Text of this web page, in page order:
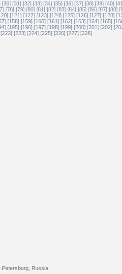
[30] [31] [32] [33] [34] [35] [36] [37] [38] [39] [40]
[78] [79] [80] [81] [82] [83] [84] [85] [86] [87] [88]
[121] [122] [123] [124] [125] [126] [127] [128]
[158] [159] [160] [161] [162] [163] [164] [165]
[195] [196] [197] [198] [199] [200] [201] [202]
[222] [223] [224] [225] [226] [227] [228]
Russia